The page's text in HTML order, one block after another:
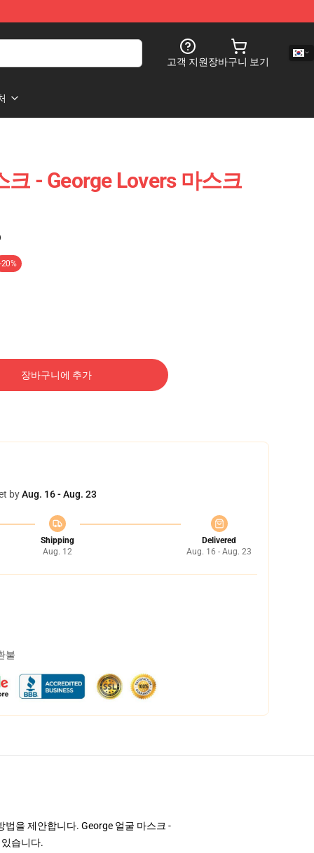
고객 지원장바구니 보기
크 - George Lovers 마스크
-20%
장바구니에 추가
byAug. 16 - Aug. 23
Shipping
Aug. 12
Delivered
Aug. 16 - Aug. 23
불
을 제안합니다. George 얼굴 마스크 -
습니다.